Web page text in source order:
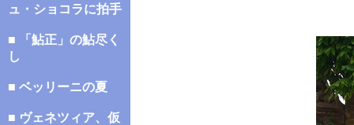
ュ・ショコラに拍手
■ 「鮎正」の鮎尽く
し
■ ベッリーニの夏
■ ヴェネツィア、仮